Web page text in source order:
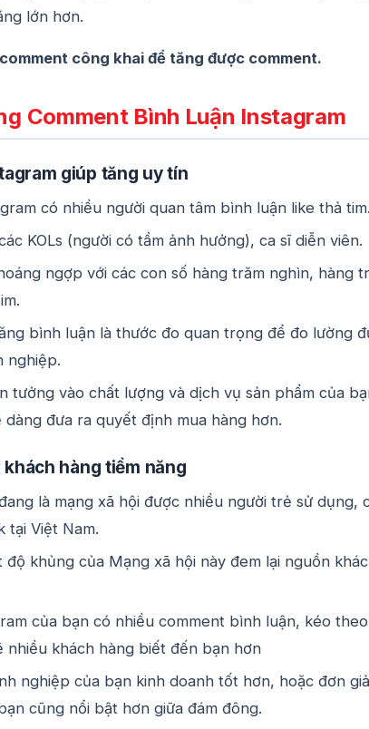
lớn hơn.
công khai để tăng được comment.
Comment Bình Luận Instagram
giúp tăng uy tín
có nhiều người quan tâm bình luận like thả tim.
KOLs (người có tầm ảnh hưởng), ca sĩ diễn viên.
ngợp với các con số hàng trăm nghìn, hàng
bình luận là thước đo quan trọng để đo lường
nghiệp.
tưởng vào chất lượng và dịch vụ sản phẩm của
đưa ra quyết định mua hàng hơn.
hàng tiềm năng
là mạng xã hội được nhiều người trẻ sử dụng,
tại Việt Nam.
khủng của Mạng xã hội này đem lại nguồn
của bạn có nhiều comment bình luận, kéo theo
nhiều khách hàng biết đến bạn hơn
nghiệp của bạn kinh doanh tốt hơn, hoặc đơn
cũng nổi bật hơn giữa đám đông.